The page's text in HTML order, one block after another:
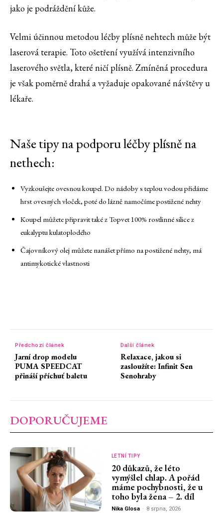
jako je podráždění kůže.
Velmi účinnou metodou léčby plísně nehtech může být
laserová terapie. Toto ošetření využívá intenzivního
laserového světla, které ničí plísně. Zmíněná procedura
je však poměrně drahá a vyžaduje opakované návštěvy u
lékaře.
Naše tipy na podporu léčby plísně na
nethech:
Vyzkoušejte ovesnou koupel. Do nádoby s teplou vodou přidáme
hrst ovesných vloček, poté do lázně namočíme postižené nehty
Koupel můžete připravit také z Topvet 100% rostlinné silice z
eukalyptu kulatoplodého
Čajovníkový olej můžete nanášet přímo na postižené nehty, má
antimykotické vlastnosti
Předchozí článek
Jarní drop modelu
PUMA SPEEDCAT
přináší příchuť baletu
Další článek
Relaxace, jakou si
zasloužíte: Infinit Sen
Senohraby
DOPORUČUJEME
LETNÍ TIPY
20 důkazů, že léto
vymýšlel chlap. A pořád
máme pochybnosti, že u
toho byla žena – 2. díl
Nika Glosa - 8 srpna, 2026